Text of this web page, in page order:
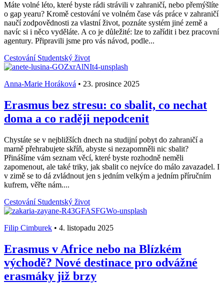
Máte volné léto, které byste rádi strávili v zahraničí, nebo přemýšlíte
o gap yearu? Kromě cestování ve volném čase vás práce v zahraničí
naučí zodpovědnosti za vlastní život, poznáte systém jiné země a
navíc si i něco vyděláte. A co je důležité: lze to zařídit i bez pracovní
agentury. Připravili jsme pro vás návod, podle...
Cestování Studentský život
Anna-Marie Horáková • 23. prosince 2025
Erasmus bez stresu: co sbalit, co nechat
doma a co raději nepodcenit
Chystáte se v nejbližších dnech na studijní pobyt do zahraničí a
marně přehrabujete skříň, abyste si nezapomněli nic sbalit?
Přinášíme vám seznam věcí, které byste rozhodně neměli
zapomenout, ale také triky, jak sbalit co nejvíce do málo zavazadel. I
v zimě se to dá zvládnout jen s jedním velkým a jedním příručním
kufrem, věřte nám....
Cestování Studentský život
Filip Cimburek • 4. listopadu 2025
Erasmus v Africe nebo na Blízkém
východě? Nové destinace pro odvážné
erasmáky již brzy